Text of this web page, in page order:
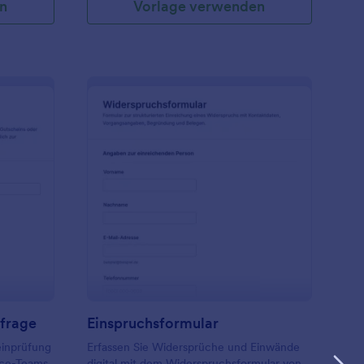
Vorlage verwenden
Auszahlungsanfrage
Einspruchsformular
Erfassen Sie Widersprüche und Einwände